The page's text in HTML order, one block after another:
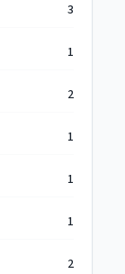
3
1
2
1
1
1
2